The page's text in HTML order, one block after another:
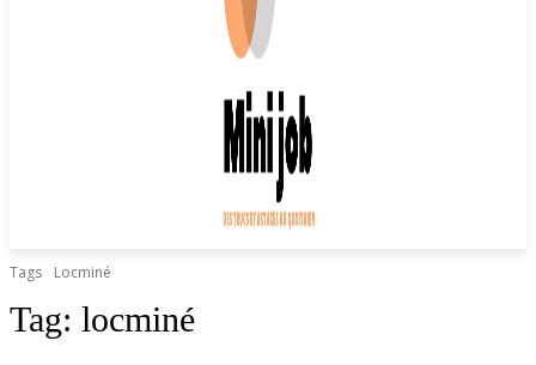
Tags Locminé
Tag: locminé